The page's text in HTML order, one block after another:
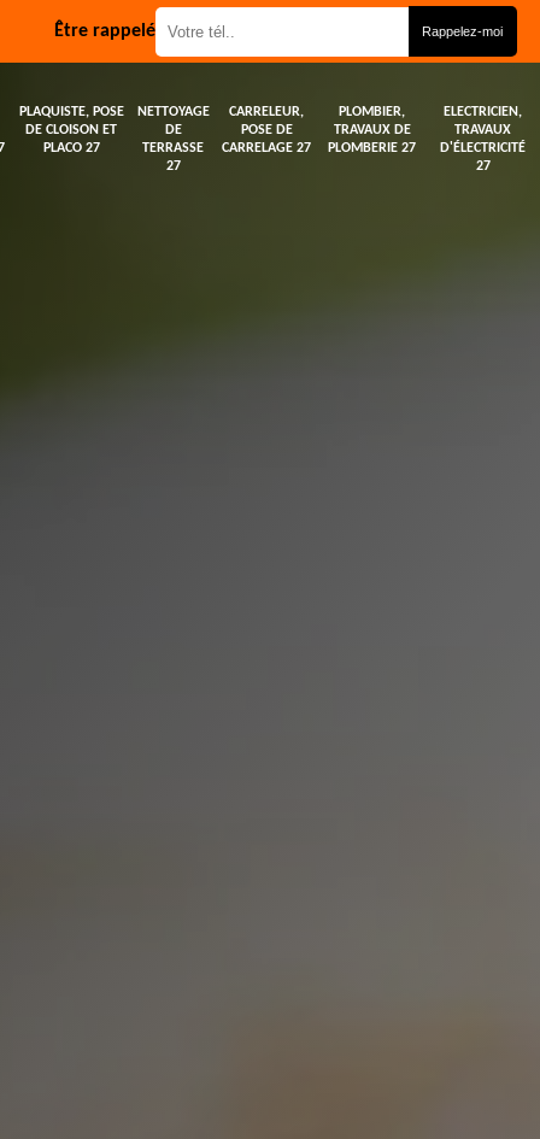
Être rappelé
PLAQUISTE, POSE
DE CLOISON ET
PLACO 27
NETTOYAGE
DE
TERRASSE
27
CARRELEUR,
POSE DE
CARRELAGE 27
PLOMBIER,
TRAVAUX DE
PLOMBERIE 27
ELECTRICIEN,
TRAVAUX
D'ÉLECTRICITÉ
27